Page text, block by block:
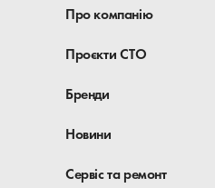
Про компанію
Проєкти СТО
Бренди
Новини
Сервіс та ремонт